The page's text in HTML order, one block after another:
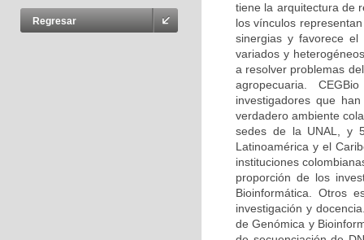
Regresar
tiene la arquitectura de
los vínculos
sinergias y favorece el
variados y
a resolver problemas
agropecuaria.
investigadores que
verdadero ambiente
sedes de la UNAL, y
Latinoamérica y el
instituciones
proporción de los
Bioinformática. Otros
investigación y
de Genómica y